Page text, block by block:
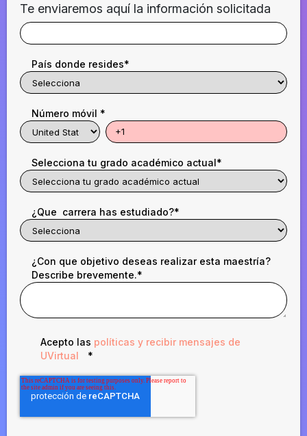
Te enviaremos aquí la información solicitada
País donde resides*
Número móvil *
Selecciona tu grado académico actual *
¿Que carrera has estudiado?*
¿Con que objetivo deseas realizar esta maestría?
Describe brevemente.*
Acepto las políticas y recibir mensajes de
UVirtual
*